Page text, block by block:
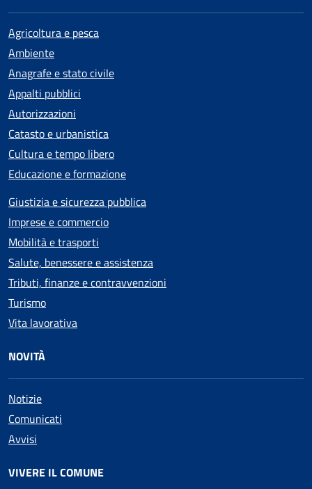
Agricoltura e pesca
Ambiente
Anagrafe e stato civile
Appalti pubblici
Autorizzazioni
Catasto e urbanistica
Cultura e tempo libero
Educazione e formazione
Giustizia e sicurezza pubblica
Imprese e commercio
Mobilità e trasporti
Salute, benessere e assistenza
Tributi, finanze e contravvenzioni
Turismo
Vita lavorativa
NOVITÀ
Notizie
Comunicati
Avvisi
VIVERE IL COMUNE